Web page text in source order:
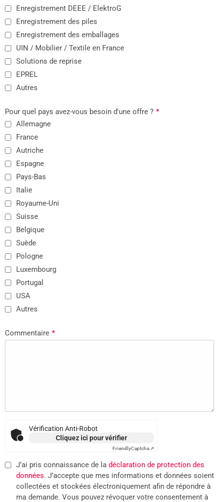
Enregistrement DEEE / ElektroG
Enregistrement des piles
Enregistrement des emballages
UIN / Mobilier / Textile en France
Solutions de reprise
EPREL
Autres
Pour quel pays avez-vous besoin d'une offre ? *
Allemagne
France
Autriche
Espagne
Pays-Bas
Italie
Royaume-Uni
Suisse
Belgique
Suède
Pologne
Luxembourg
Portugal
USA
Autres
Commentaire *
Vérification Anti-Robot
Cliquez ici pour vérifier
FriendlyCaptcha ⇗
J’ai pris connaissance de la déclaration de protection des
données. J’accepte que mes informations et données soient
collectées et stockées électroniquement afin de répondre à
ma demande. Vous pouvez révoquer votre consentement à